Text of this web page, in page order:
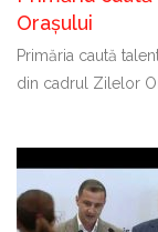
Orașului
Primăria caută
din cadrul Zilelor